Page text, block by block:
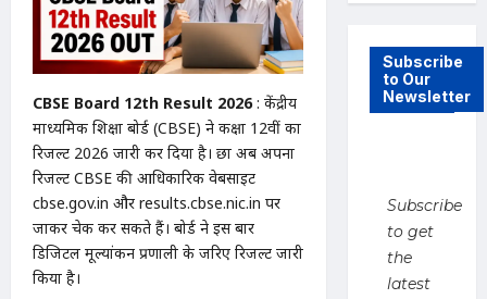
CBSE Board 12th Result 2026: केंद्रीय
माध्यमिक शिक्षा बोर्ड (CBSE) ने कक्षा 12वीं का
रिजल्ट 2026 जारी कर दिया है। छात्र अब अपना
रिजल्ट CBSE की आधिकारिक वेबसाइट
cbse.gov.in और results.cbse.nic.in पर
जाकर चेक कर सकते हैं। बोर्ड ने इस बार
डिजिटल मूल्यांकन प्रणाली के जरिए रिजल्ट जारी
किया है।
Subscribe
to Our
Newsletter
Subscribe
to get
the
latest